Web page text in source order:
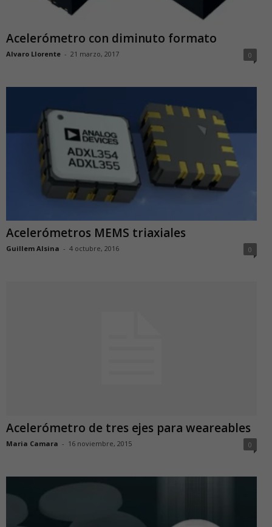
Acelerómetro con diminuto formato
Alvaro Llorente - 21 marzo, 2017 0
Acelerómetros MEMS triaxiales
Guillem Alsina - 4 octubre, 2016 0
Acelerómetro de tres ejes para weareables
Maria Camara - 16 noviembre, 2015 0